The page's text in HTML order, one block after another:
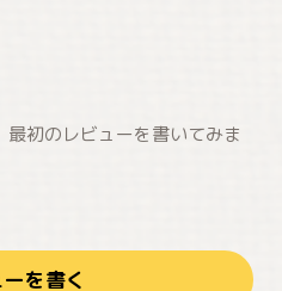
初のレビューを書いてみま
を書く